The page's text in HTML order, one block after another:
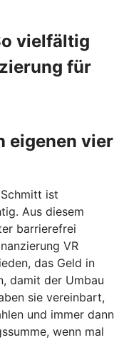
vielfältig
für
eigenen vier
ist
Aus diesem
barrierefrei
VR
das Geld in
damit der Umbau
sie vereinbart,
und immer dann
wenn mal